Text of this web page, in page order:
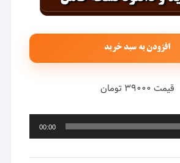
افزودن به سبد خرید
قیمت ۳۹۰۰۰ تومان
00:00